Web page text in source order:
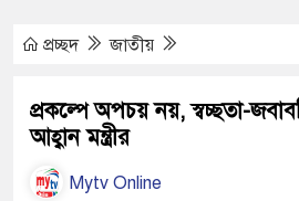
প্রচ্ছদ জাতীয়
প্রকল্পে অপচয় নয়, স্বচ্ছতা-
আহ্বান মন্ত্রীর
Mytv Online